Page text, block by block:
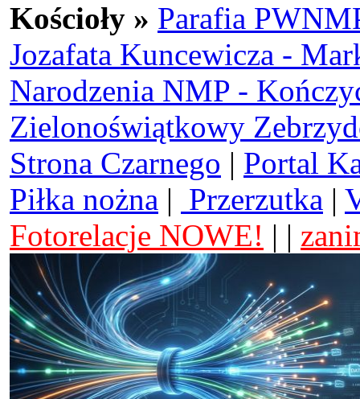
Kościoły » Parafia
Jozafata Kuncewicza -
Narodzenia NMP -
Zielonoświątkowy
Strona Czarnego | Portal
Piłka nożna | Przerzutka |
Fotorelacje NOWE! | |